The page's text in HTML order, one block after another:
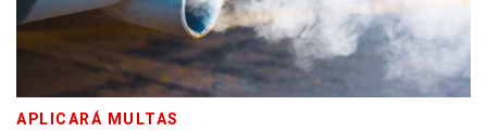
APLICARÁ MULTAS